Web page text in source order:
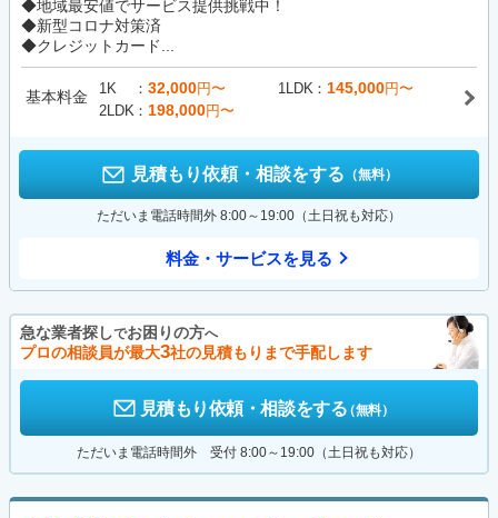
◆地域最安値でサービス提供挑戦中！
◆新型コロナ対策済
◆クレジットカード...
基本料金 1K 32,000円〜 1LDK 145,000円〜
2LDK
198,000円〜
見積もり依頼・相談をする （無料）
ただいま電話時間外 8:00～19:00（土日祝も対応）
料金・サービスを見る
急な業者探しでお困りの方へ
プロの相談員が最大3社の見積もりまで手配します
見積もり依頼・相談をする（無料）
ただいま電話時間外 受付 8:00～19:00（土日祝も対応）